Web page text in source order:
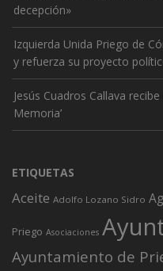
decepción»
Izquierda Unida Priego de
y refuerza su proyecto
Jesús Cuadros Callava
Memoria’
ETIQUETAS
Aceite Adolfo Lozano Sidro
Priego Asociaciones
Ayuntamiento de